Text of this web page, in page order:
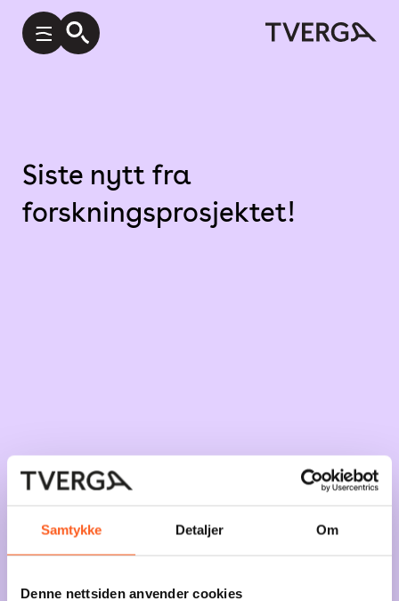
Samtykke Detaljer Om
Denne nettsiden anvender cookies
Siste nytt fra
forskningsprosjektet!